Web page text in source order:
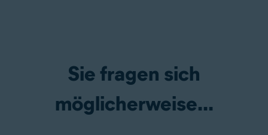
Sie fragen sich
möglicherweise...